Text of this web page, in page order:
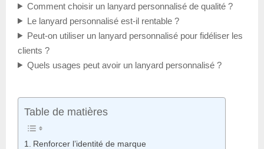
Comment choisir un lanyard personnalisé de qualité ?
Le lanyard personnalisé est-il rentable ?
Peut-on utiliser un lanyard personnalisé pour fidéliser les
clients ?
Quels usages peut avoir un lanyard personnalisé ?
Table de matières
Renforcer l’identité de marque